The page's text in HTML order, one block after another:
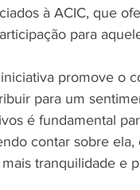
à ACIC, que
para
iniciativa promove o
para um
é fundamental
contar sobre
tranquilidade e